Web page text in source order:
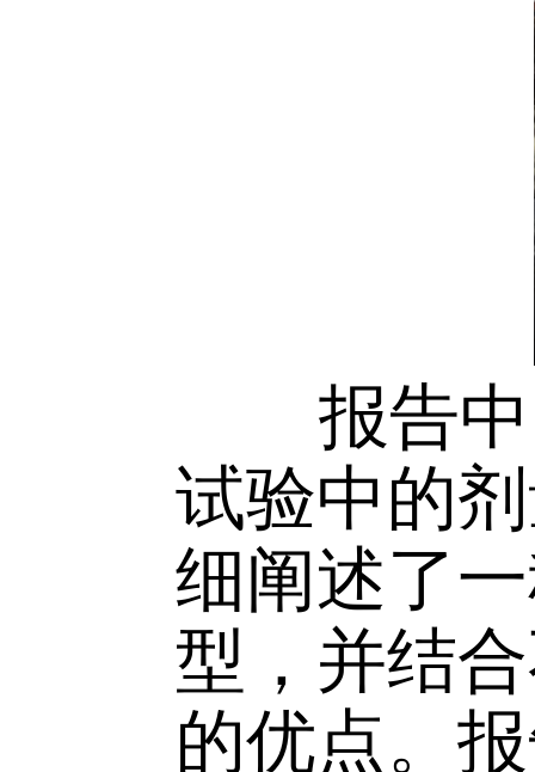
报告中
试验中的